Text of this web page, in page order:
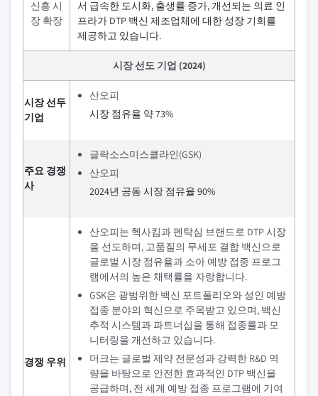
신흥 시
장 확장
서 급속한 도시화, 출생률 증가, 개선되는 의료 인
프라가 DTP 백신 제조업체에 대한 성장 기회를
제공하고 있습니다.
시장 선도 기업 (2024)
시장 선두
기업
산오피
시장 점유율 약 73%
주요 경쟁
사
글락소스미스클라인(GSK)
산오피
2024년 공동 시장 점유율 90%
경쟁 우위
산오피는 헥사킴과 펜탁심 브랜드로 DTP 시장
을 선도하며, 고품질의 무세포 결합 백신으로
글로벌 시장 점유율과 소아 예방 접종 프로그
램에서의 높은 채택률을 자랑합니다.
GSK은 광범위한 백신 포트폴리오와 성인 예방
접종 분야의 혁신으로 주목받고 있으며, 백신
추적 시스템과 파트너십을 통해 접종률과 모
니터링을 개선하고 있습니다.
머크는 글로벌 제약 전문성과 강력한 R&D 역
량을 바탕으로 안전한 효과적인 DTP 백신을
공급하며, 전 세계 예방 접종 프로그램에 기여